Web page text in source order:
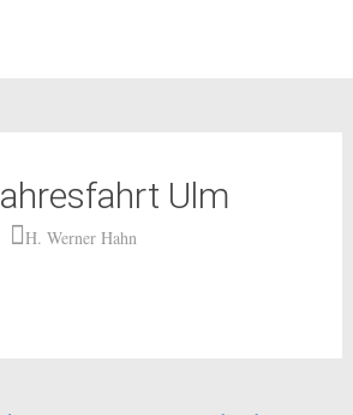
Ulm
H. Werner Hahn